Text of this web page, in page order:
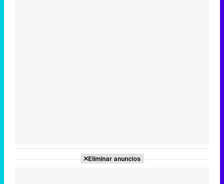
Eliminar anuncios